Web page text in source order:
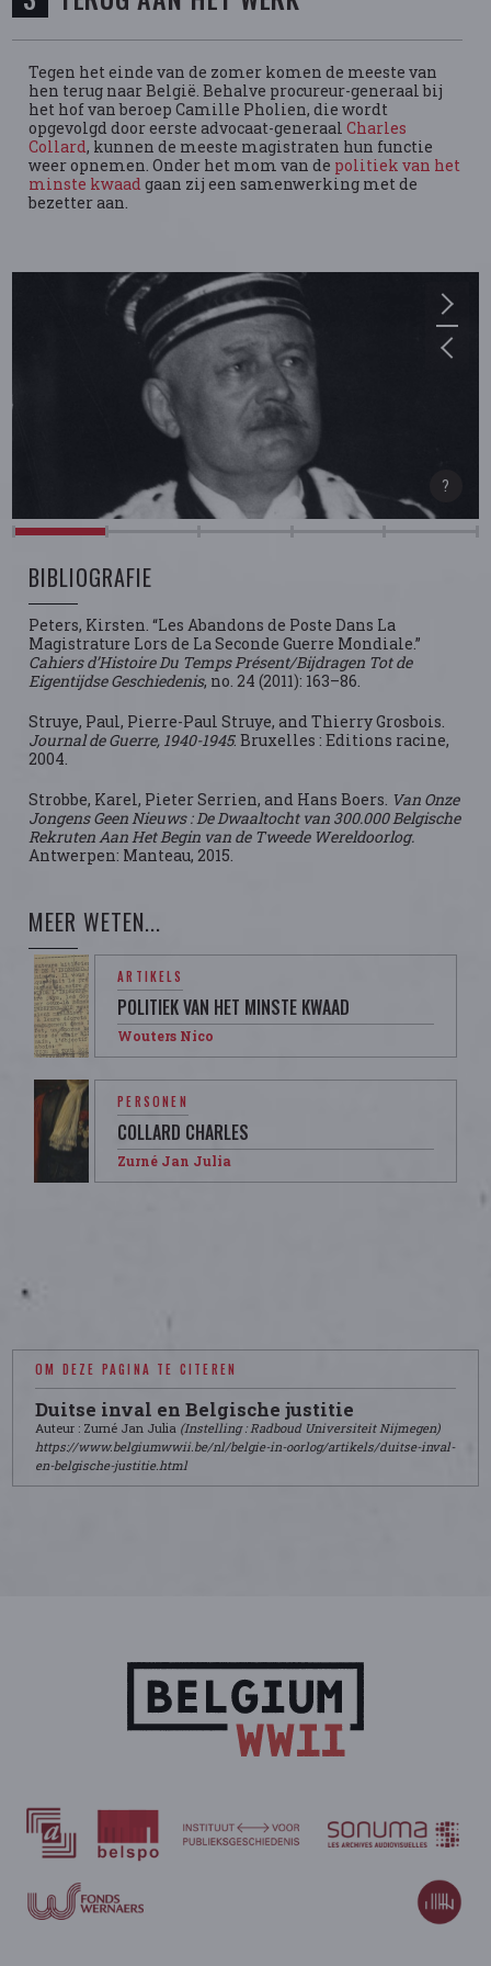
Tegen het einde van de zomer komen de meeste van
hen terug naar België. Behalve procureur-generaal bij
het hof van beroep Camille Pholien, die wordt
opgevolgd door eerste advocaat-generaalCharles
Collard, kunnen de meeste magistraten hun functie
weer opnemen. Onder het mom van de politiek van het
minste kwaadgaan zij een samenwerking met de
bezetter aan.
BIBLIOGRAFIE
Peters, Kirsten. “Les Abandons de Poste Dans La
Magistrature Lors de La Seconde Guerre Mondiale.”
Cahiers d’Histoire Du Temps Présent/Bijdragen Tot de
Eigentijdse Geschiedenis, no. 24 (2011): 163–86.
Struye, Paul, Pierre-Paul Struye, and Thierry Grosbois.
Journal de Guerre, 1940-1945. Bruxelles : Editions racine,
2004.
Strobbe, Karel, Pieter Serrien, and Hans Boers. Van Onze
Jongens Geen Nieuws : De Dwaaltocht van 300.000 Belgische
Rekruten Aan Het Begin van de Tweede Wereldoorlog.
Antwerpen: Manteau, 2015.
MEER WETEN...
ARTIKELS
POLITIEK VAN HET MINSTE KWAAD
Wouters Nico
PERSONEN
COLLARD CHARLES
Zurné Jan Julia
OM DEZE PAGINA TE CITEREN
Duitse inval en Belgische justitie
Auteur : Zurné Jan Julia (Instelling : Radboud Universiteit Nijmegen)
https://www.belgiumwwii.be/nl/belgie-in-oorlog/artikels/duitse-inval-
en-belgische-justitie.html